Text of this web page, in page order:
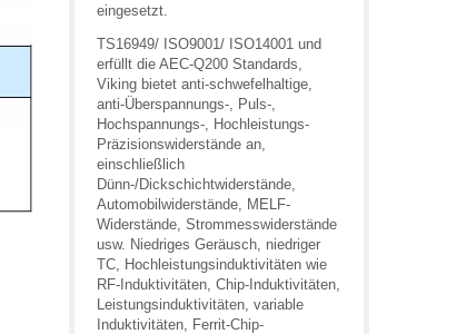
eingesetzt.
TS16949/ ISO9001/ ISO14001 und
erfüllt die AEC-Q200 Standards,
Viking bietet anti-schwefelhaltige,
anti-Überspannungs-, Puls-,
Hochspannungs-, Hochleistungs-
Präzisionswiderstände an,
einschließlich
Dünn-/Dickschichtwiderstände,
Automobilwiderstände, MELF-
Widerstände, Strommesswiderstände
usw. Niedriges Geräusch, niedriger
TC, Hochleistungsinduktivitäten wie
RF-Induktivitäten, Chip-Induktivitäten,
Leistungsinduktivitäten, variable
Induktivitäten, Ferrit-Chip-